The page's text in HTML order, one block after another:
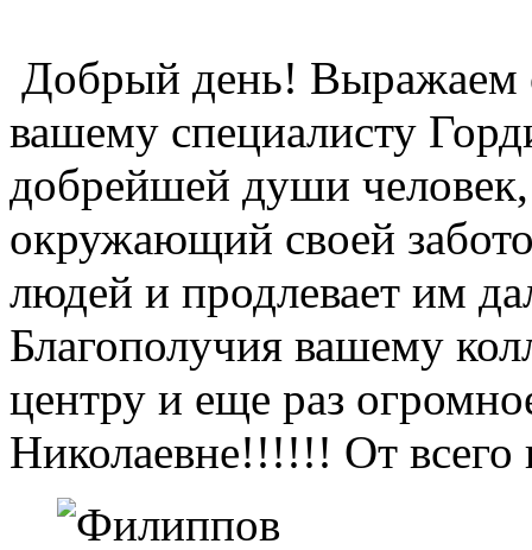
Добрый день! Выражаем
вашему специалисту
добрейшей души
окружающий своей
людей и продлевает им
Благополучия вашему
центру и еще раз
Николаевне!!!!!! От